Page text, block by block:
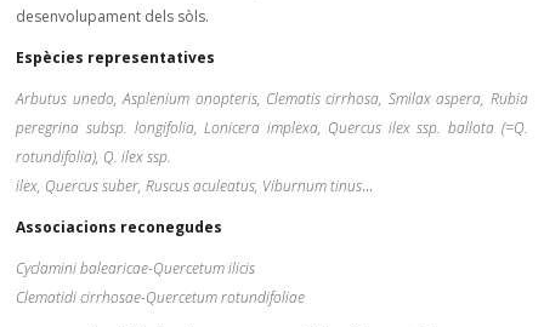
desenvolupament dels sòls.
Espècies representatives
Arbutus unedo, Asplenium onopteris, Clematis cirrhosa, Smilax aspera, Rubia
peregrina subsp. longifolia, Lonicera implexa, Quercus ilex ssp. ballota (=Q.
rotundifolia), Q. ilex ssp.
ilex, Quercus suber, Ruscus aculeatus, Viburnum tinus…
Associacions reconegudes
Cyclamini balearicae-Quercetum ilicis
Clematidi cirrhosae-Quercetum rotundifoliae